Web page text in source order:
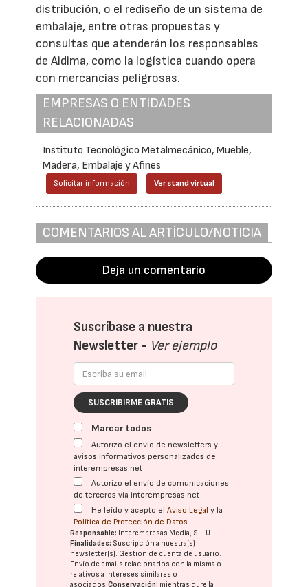
distribución, o el rediseño de un sistema de
embalaje, entre otras propuestas y
consultas que atenderán los responsables
de Aidima, como la logística cuando opera
con mercancías peligrosas.
EMPRESAS O ENTIDADES
RELACIONADAS
Instituto Tecnológico Metalmecánico, Mueble,
Madera, Embalaje y Afines
Solicitar información Ver stand virtual
COMENTARIOS AL ARTÍCULO/NOTICIA
Deja un comentario
Suscríbase a nuestra
Newsletter - Ver ejemplo
SUSCRIBIRME GRATIS
Marcar todos
Autorizo el envío de newsletters y
avisos informativos personalizados de
interempresas.net
Autorizo el envío de comunicaciones
de terceros vía interempresas.net
He leído y acepto elAviso Legal y la
Política de Protección de Datos
Responsable: Interempresas Media, S.L.U.
Finalidades: Suscripción a nuestra(s)
newsletter(s). Gestión de cuenta de usuario.
Envío de emails relacionados con la misma o
relativos a intereses similares o
asociados.Conservación: mientras dure la